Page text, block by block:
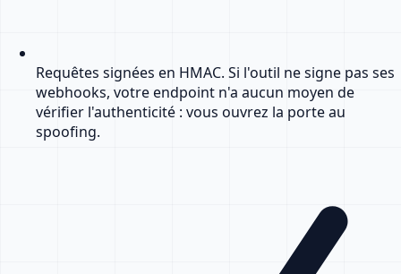
Requêtes signées en HMAC. Si l'outil ne signe pas ses
webhooks, votre endpoint n'a aucun moyen de
vérifier l'authenticité : vous ouvrez la porte au
spoofing.